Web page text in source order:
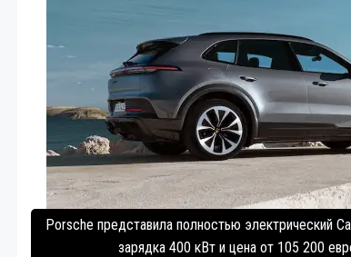
Porsche представила полностью электрический
зарядка 400 кВт и цена от 105 200